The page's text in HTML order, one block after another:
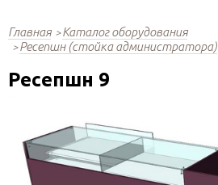
Главная
Каталог оборудования
Ресепшн (стойка администратора)
Ресепшн 9